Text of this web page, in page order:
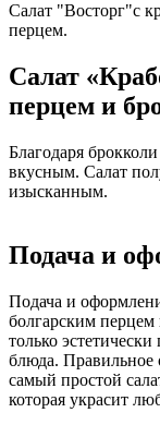
Салат "Восторг"с
перцем.
Салат
перцем и
Благодаря
вкусным. Салат
изысканным.
Подача и
Подача и
болгарским
только
блюда. Правильное
самый простой
которая украсит